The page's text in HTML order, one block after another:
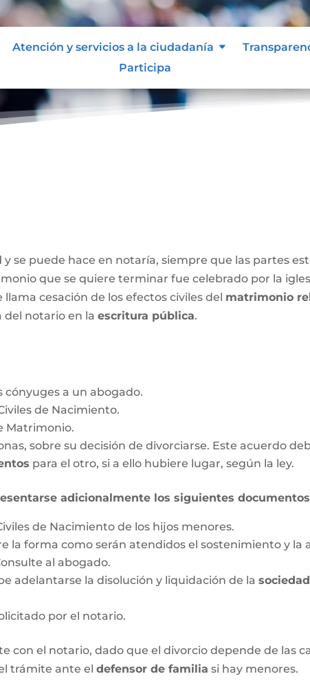
Atención y servicios a la ciudadanía
Participa
y se puede hace en notaría, siempre que las partes
que se quiere terminar fue celebrado por la
cesación de los efectos civiles del matrimonio
del notario en laescritura pública.
cónyuges a un abogado.
de Nacimiento.
Matrimonio.
sobre su decisión de divorciarse. Este acuerdo
para el otro, si a ello hubiere lugar, según la ley.
adicionalmente los siguientes
de Nacimiento de los hijos menores.
la forma como serán atendidos el sostenimiento y la
al abogado.
adelantarse la disolución y liquidación de la
por el notario.
con el notario, dado que el divorcio depende de las
trámite ante eldefensor de familia si hay menores.